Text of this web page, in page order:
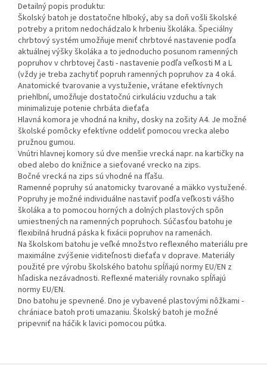
Detailný popis produktu:
Školský batoh je dostatočne hlboký, aby sa doň vošli školské
potreby a pritom nedochádzalo k hrbeniu školáka. Špeciálny
chrbtový systém umožňuje meniť chrbtové nastavenie podľa
aktuálnej výšky školáka a to jednoducho posunom ramenných
popruhov v chrbtovej časti - nastavenie podľa veľkosti M a L
(vždy je treba zachytiť popruh ramenných popruhov za 4 oká.
Anatomické tvarovanie a vystuženie, vrátane efektívnych
priehlbní, umožňuje dostatočnú cirkuláciu vzduchu a tak
minimalizuje potenie chrbáta dieťaťa
Hlavná komora je vhodná na knihy, dosky na zošity A4. Je možné
školské pomôcky efektívne oddeliť pomocou vrecka alebo
pružnou gumou.
Vnútri hlavnej komory sú dve menšie vrecká napr. na kartičky na
obed alebo do knižnice a sieťované vrecko na zips.
Bočné vrecká na zips sú vhodné na fľašu.
Ramenné popruhy sú anatomicky tvarované a mäkko vystužené.
Popruhy je možné individuálne nastaviť podľa veľkosti vášho
školáka a to pomocou horných a dolných plastových spôn
umiestnených na ramenných popruhoch. Súčasťou batohu je
flexibilná hrudná páska k fixácii popruhov na ramenách.
Na školskom batohu je veľké množstvo reflexného materiálu pre
maximálne zvýšenie viditeľnosti dieťaťa v doprave. Materiály
použité pre výrobu školského batohu spĺňajú normy EU/EN z
hľadiska nezávadnosti. Reflexné materiály rovnako spĺňajú
normy EU/EN.
Dno batohu je spevnené. Dno je vybavené plastovými nôžkami -
chrániace batoh proti umazaniu. Školský batoh je možné
pripevniť na háčik k lavici pomocou pútka.